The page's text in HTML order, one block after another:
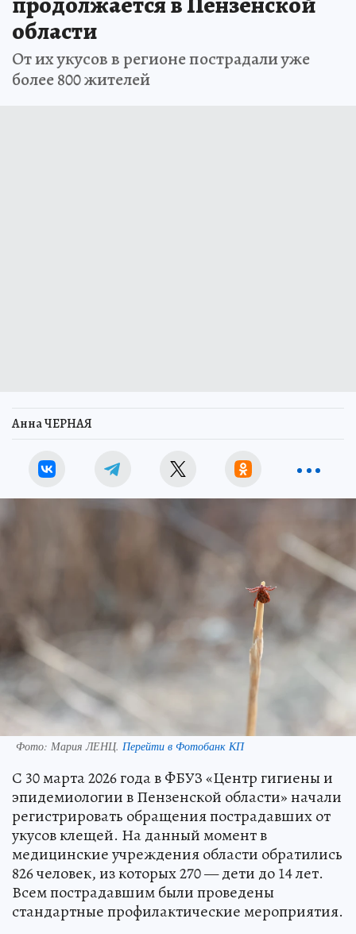
области
От их укусов в регионе пострадали уже
более 800 жителей
Анна ЧЕРНАЯ
Фото: Мария ЛЕНЦ. Перейти в Фотобанк КП
С 30 марта 2026 года в ФБУЗ «Центр гигиены и
эпидемиологии в Пензенской области» начали
регистрировать обращения пострадавших от
укусов клещей. На данный момент в
медицинские учреждения области обратились
826 человек, из которых 270 — дети до 14 лет.
Всем пострадавшим были проведены
стандартные профилактические мероприятия.